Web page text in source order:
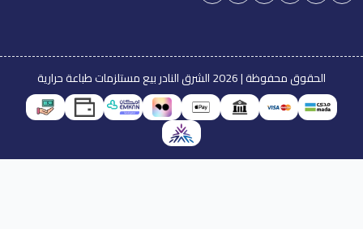
الحقوق محفوظة | 2026 الشرق النادر بيع مستلزمات طباعة حرارية